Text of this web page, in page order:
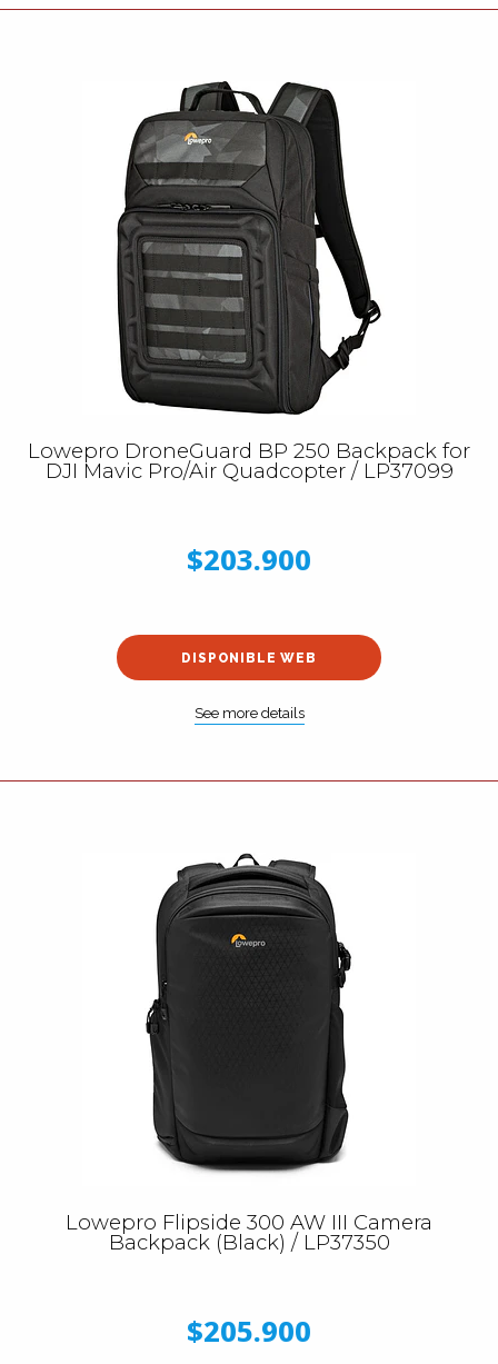
Lowepro DroneGuard BP 250 Backpack for
DJI Mavic Pro/Air Quadcopter / LP37099
$203.900
DISPONIBLE WEB
See more details
Lowepro Flipside 300 AW III Camera
Backpack (Black) / LP37350
$205.900